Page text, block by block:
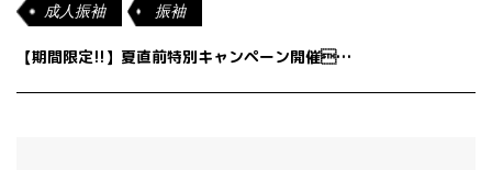
成人振袖
振袖
【期間限定!!】夏直前特別キャンペーン開催…